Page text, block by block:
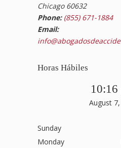
Chicago 60632
Phone: (855) 671-1884
Email:
Horas Hábiles
10:16
August
Sunday
Monday